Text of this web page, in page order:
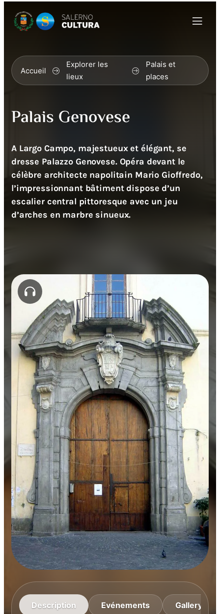
Accueil
Explorer les
lieux
Palais et
places
Palais Genovese
A Largo Campo, majestueux et élégant, se
dresse Palazzo Genovese. Opéra devant le
célèbre architecte napolitain Mario Gioffredo,
l’impressionnant bâtiment dispose d’un
escalier central pittoresque avec un jeu
d’arches en marbre sinueux.
Description Evénements Gallery